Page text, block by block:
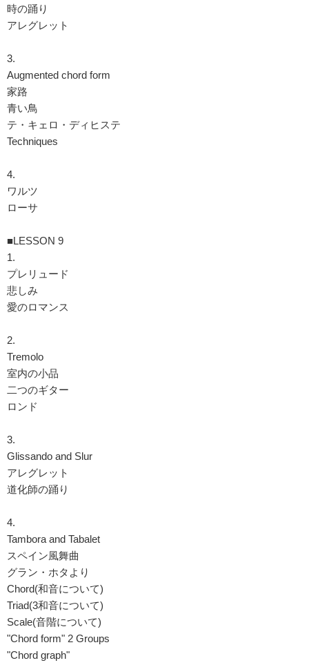
時の踊り
アレグレット
3.
Augmented chord form
家路
青い鳥
テ・キェロ・ディヒステ
Techniques
4.
ワルツ
ローサ
■LESSON 9
1.
プレリュード
悲しみ
愛のロマンス
2.
Tremolo
室内の小品
二つのギター
ロンド
3.
Glissando and Slur
アレグレット
道化師の踊り
4.
Tambora and Tabalet
スペイン風舞曲
グラン・ホタより
Chord(和音について)
Triad(3和音について)
Scale(音階について)
"Chord form" 2 Groups
"Chord graph"